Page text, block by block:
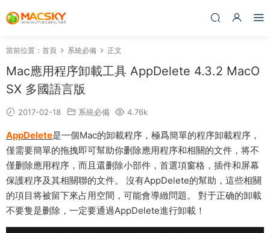
當前位置： 首頁 系統必備 正文
Mac應用程序卸載工具 AppDelete 4.3.2 MacO
SX 多國語言版
2017-02-18 系統必備 4.76k
AppDelete是一個Mac的卸載程序，極爲簡單的程序卸載程序，
僅需要簡單的拖拽即可幫助你删除應用程序和相關的文件，将不
僅删除應用程序，而且還删除小部件，首選項窗格，插件和屏幕
保護程序及其相關聯的文件。 沒有AppDelete的幫助，這些相關
的項目将被留下來占用空間，可能會導緻問題。 對于正确的卸載
不要隻是删除，一定要通過AppDelete進行卸載！